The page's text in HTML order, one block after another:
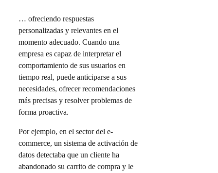
… ofreciendo respuestas
personalizadas y relevantes en el
momento adecuado. Cuando una
empresa es capaz de interpretar el
comportamiento de sus usuarios en
tiempo real, puede anticiparse a sus
necesidades, ofrecer recomendaciones
más precisas y resolver problemas de
forma proactiva.
Por ejemplo, en el sector del e-
commerce, un sistema de activación de
datos detectaba que un cliente ha
abandonado su carrito de compra y le